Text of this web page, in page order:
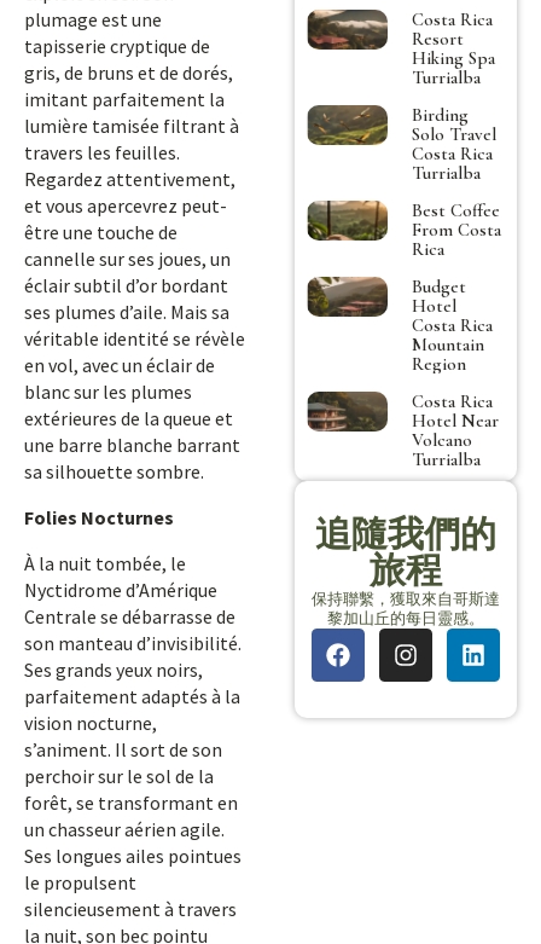
plumage est une
tapisserie cryptique de
gris, de bruns et de dorés,
imitant parfaitement la
lumière tamisée filtrant à
travers les feuilles.
Regardez attentivement,
et vous apercevrez peut-
être une touche de
cannelle sur ses joues, un
éclair subtil d’or bordant
ses plumes d’aile. Mais sa
véritable identité se révèle
en vol, avec un éclair de
blanc sur les plumes
extérieures de la queue et
une barre blanche barrant
sa silhouette sombre.
Folies Nocturnes
À la nuit tombée, le
Nyctidrome d’Amérique
Centrale se débarrasse de
son manteau d’invisibilité.
Ses grands yeux noirs,
parfaitement adaptés à la
vision nocturne,
s’animent. Il sort de son
perchoir sur le sol de la
forêt, se transformant en
un chasseur aérien agile.
Ses longues ailes pointues
le propulsent
silencieusement à travers
la nuit, son bec pointu
Costa Rica
Resort
Hiking Spa
Turrialba
Birding
Solo Travel
Costa Rica
Turrialba
Best Coffee
From Costa
Rica
Budget
Hotel
Costa Rica
Mountain
Region
Costa Rica
Hotel Near
Volcano
Turrialba
追隨我們的
旅程
保持聯繫，獲取來自哥斯達
黎加山丘的每日靈感。